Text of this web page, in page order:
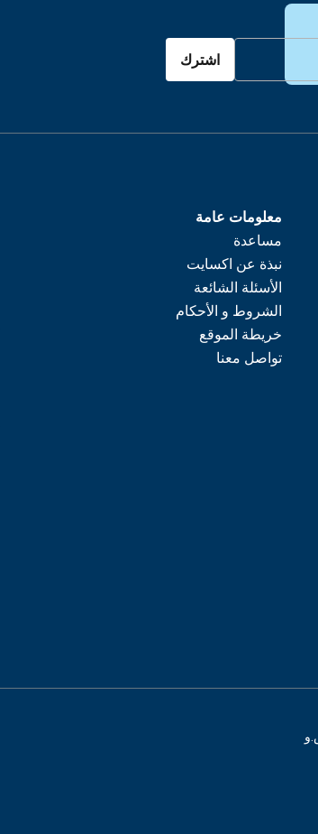
اشترك
معلومات عامة
مساعدة
نبذة عن اكسايت
الأسئلة الشائعة
الشروط و الأحكام
خريطة الموقع
تواصل معنا